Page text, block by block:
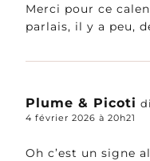
Merci pour ce
parlais, il y a peu,
Plume & Picoti
4 février 2026 à 20h21
Oh c’est un signe